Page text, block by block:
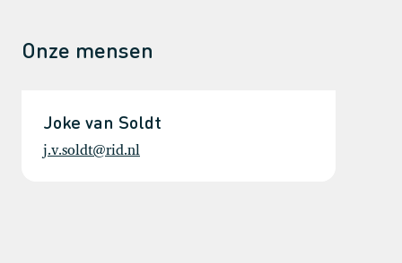
Onze mensen
Joke van Soldt
j.v.soldt@rid.nl